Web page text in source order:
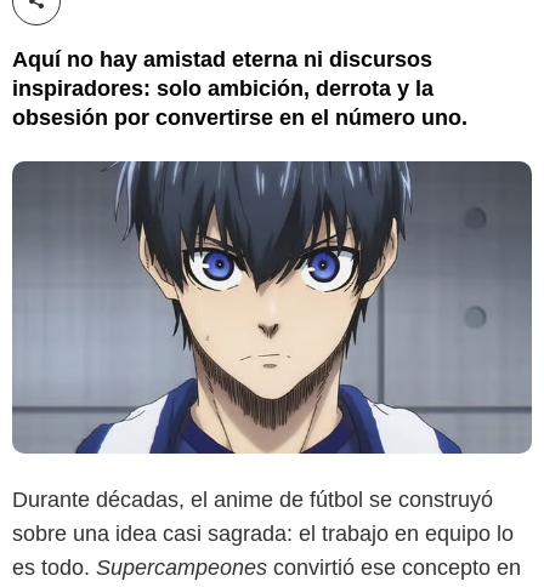
Compartir esta noticia
Aquí no hay amistad eterna ni discursos
inspiradores: solo ambición, derrota y la
obsesión por convertirse en el número uno.
Durante décadas, el anime de fútbol se construyó
sobre una idea casi sagrada: el trabajo en equipo lo
es todo. Supercampeones convirtió ese concepto en